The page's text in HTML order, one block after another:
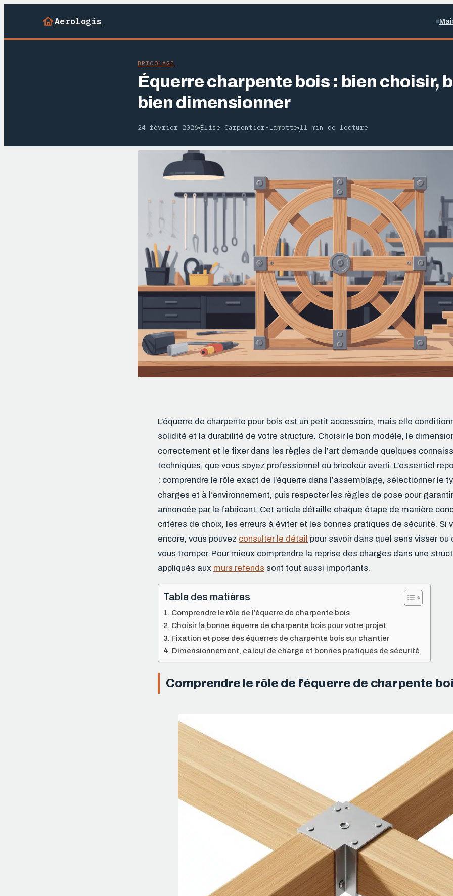
Aerologis
BRICOLAGE
Équerre charpente bois : bien choisir,
bien dimensionner
24 février 2026·Élise Carpentier-Lamotte·11 min de lecture
L’équerre de charpente pour bois est un petit accessoire, mais elle
solidité et la durabilité de votre structure. Choisir le bon modèle, le
correctement et le fixer dans les règles de l’art demande quelques
techniques, que vous soyez professionnel ou bricoleur averti. L’essentiel
: comprendre le rôle exact de l’équerre dans l’assemblage, sélectionner le
charges et à l’environnement, puis respecter les règles de pose pour
annoncée par le fabricant. Cet article détaille chaque étape de manière
critères de choix, les erreurs à éviter et les bonnes pratiques de sécurité. Si
encore, vous pouvez consulter le détail pour savoir dans quel sens visser ou
vous tromper. Pour mieux comprendre la reprise des charges dans une
appliqués aux murs refends sont tout aussi importants.
Table des matières
Comprendre le rôle de l’équerre de charpente bois
Choisir la bonne équerre de charpente bois pour votre projet
Fixation et pose des équerres de charpente bois sur chantier
Dimensionnement, calcul de charge et bonnes pratiques de sécurité
Comprendre le rôle de l’équerre de charpente